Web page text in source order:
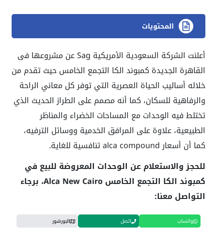
المحتويات
أعلنت الشركة السعودية الأمريكية Sag عن مشروعها فى
القاهرة الجديدة كمبوند الكا التجمع الخامس حيث تقدم من
خلاله أساليب الحياة العصرية التي توفر كل معاني الراحة
والرفاهية للسكان، كما أنه مصمم على الطراز الحديث الذي
تختلط فيه الوحدات مع المساحات الخضراء والمناظر
الطبيعية، علاوة على المرافق الخدمية ووسائل الترفيه،
كما أن أسعار alca compound تنافسية للغاية.
للحجز والاستعلام عن الوحدات المعروضة للبيع في
كمبوند الكا التجمع الخامس Alca New Cairo، برجاء
التواصل معنا:
واتساب اتصل البورشور